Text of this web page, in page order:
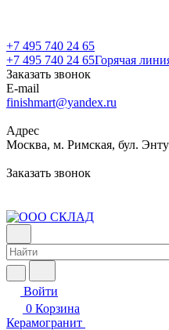
+7 495 740 24 65
+7 495 740 24 65Горячая
Заказать звонок
E-mail
finishmart@yandex.ru
Адрес
Москва, м. Римская, бул.
Заказать звонок
Войти
0 Корзина
Керамогранит